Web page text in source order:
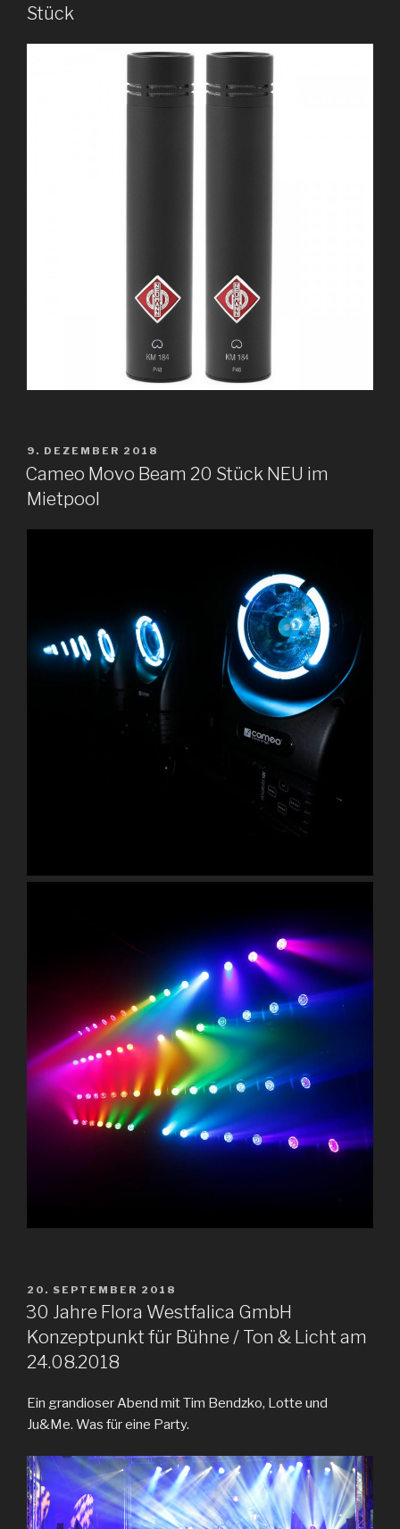
Stück
VERÖFFENTLICHT
AM
9. DEZEMBER 2018
Cameo Movo Beam 20 Stück NEU im
Mietpool
VERÖFFENTLICHT
AM
20. SEPTEMBER 2018
30 Jahre Flora Westfalica GmbH
Konzeptpunkt für Bühne / Ton & Licht am
24.08.2018
Ein grandioser Abend mit Tim Bendzko, Lotte und
Ju&Me. Was für eine Party.